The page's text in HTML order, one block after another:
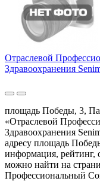
Отраслевой
Здравоохранения
площадь Победы, 3,
«Отраслевой
Здравоохранения
адресу площадь
информация, рейтинг,
можно найти на
Профессиональный